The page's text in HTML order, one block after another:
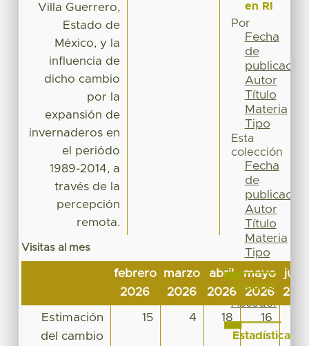
Villa Guerrero,
Estado de
México, y la
influencia de
dicho cambio
por la
expansión de
invernaderos en
el periódo
1989-2014, a
través de la
percepción
remota.
Visitas al mes
febrero
2026
marzo
2026
abril
2026
mayo
2026
Estimación
del cambio
15 4 18 16
en RI
Por
Fecha
de
publicación
Autor
Título
Materia
Tipo
Esta
colección
Fecha
de
publicación
Autor
Título
Materia
Tipo
Usuario
Acceder
Estadísticas